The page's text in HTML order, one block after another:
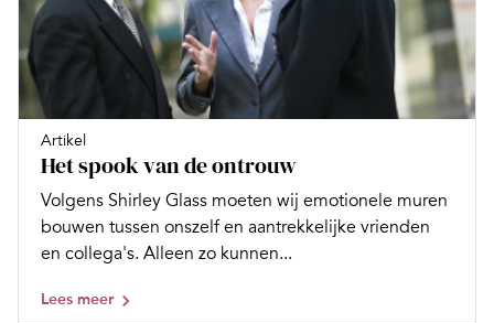
Artikel
Het spook van de ontrouw
Volgens Shirley Glass moeten wij emotionele muren
bouwen tussen onszelf en aantrekkelijke vrienden
en collega's. Alleen zo kunnen...
Lees meer